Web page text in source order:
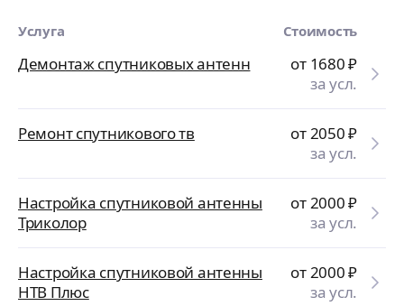
Услуга Стоимость
Демонтаж спутниковых антенн от 1680₽
за усл.
Ремонт спутникового тв от 2050₽
за усл.
Настройка спутниковой антенны
Триколор
от 2000₽
за усл.
Настройка спутниковой антенны
НТВ Плюс
от 2000₽
за усл.